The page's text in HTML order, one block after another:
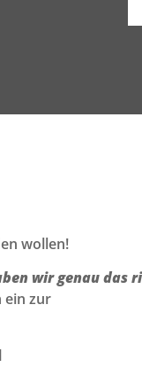
wollen!
wir genau das
ein zur